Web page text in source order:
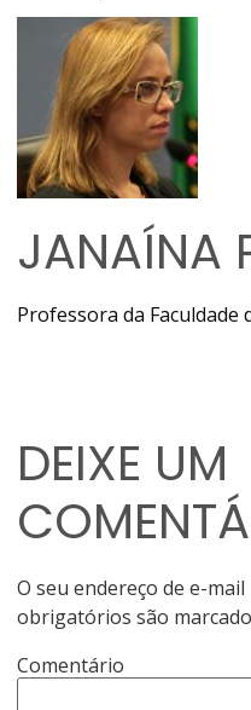
JANAÍNA
Professora da Faculdade
DEIXE UM
O seu endereço de e-
obrigatórios são
Comentário